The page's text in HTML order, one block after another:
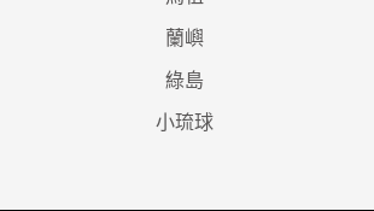
蘭嶼
綠島
小琉球